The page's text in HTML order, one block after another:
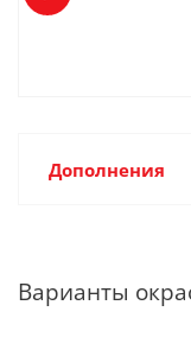
Дополнения
Варианты